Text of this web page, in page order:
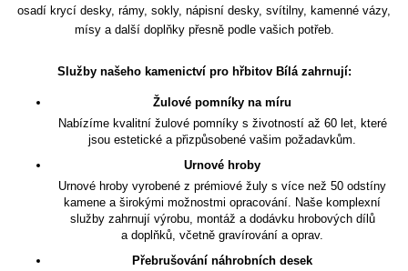
osadí krycí desky, rámy, sokly, nápisní desky, svítilny, kamenné vázy,
mísy a další doplňky přesně podle vašich potřeb.
Služby našeho kamenictví pro hřbitov Bílá zahrnují:
Žulové pomníky na míru
Nabízíme kvalitní žulové pomníky s životností až 60 let, které
jsou estetické a přizpůsobené vašim požadavkům.
Urnové hroby
Urnové hroby vyrobené z prémiové žuly s více než 50 odstíny
kamene a širokými možnostmi opracování. Naše komplexní
služby zahrnují výrobu, montáž a dodávku hrobových dílů
a doplňků, včetně gravírování a oprav.
Přebrušování náhrobních desek